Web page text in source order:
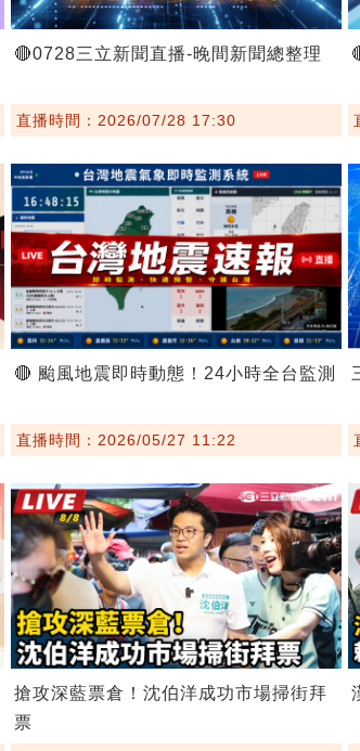
🔴0728三立新聞直播-晚間新聞總整理
直播時間：2026/07/28 17:30
🔴 颱風地震即時動態！24小時全台監測
直播時間：2026/05/27 11:22
搶攻深藍票倉！沈伯洋成功市場掃街拜
票